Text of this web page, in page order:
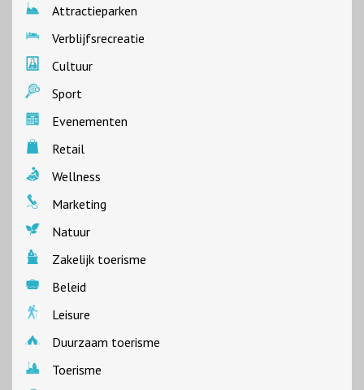
Attractieparken
Verblijfsrecreatie
Cultuur
Sport
Evenementen
Retail
Wellness
Marketing
Natuur
Zakelijk toerisme
Beleid
Leisure
Duurzaam toerisme
Toerisme